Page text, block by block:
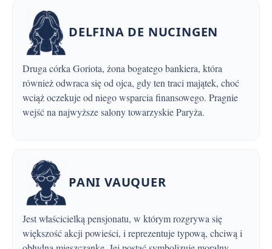
DELFINA DE NUCINGEN
Druga córka Goriota, żona bogatego bankiera, która
również odwraca się od ojca, gdy ten traci majątek, choć
wciąż oczekuje od niego wsparcia finansowego. Pragnie
wejść na najwyższe salony towarzyskie Paryża.
PANI VAUQUER
Jest właścicielką pensjonatu, w którym rozgrywa się
większość akcji powieści, i reprezentuje typową, chciwą i